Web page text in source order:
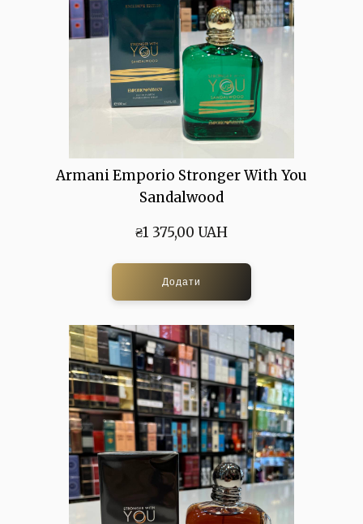
Armani Emporio Stronger With You
Sandalwood
₴1 375,00 UAH
Додати